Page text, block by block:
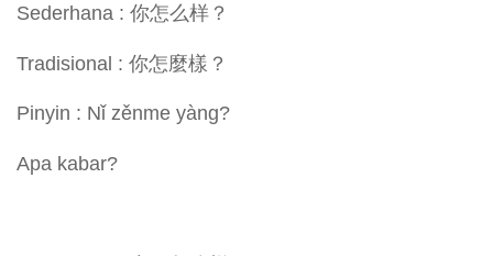
Sederhana : 你怎么样？
Tradisional : 你怎麼樣？
Pinyin : Nǐ zěnme yàng?
Apa kabar?